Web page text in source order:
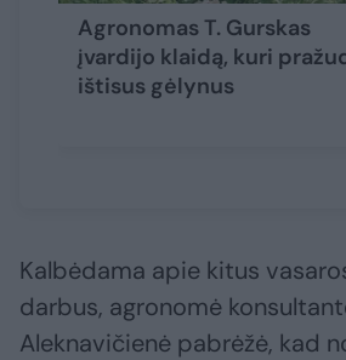
Agronomas T. Gurskas
įvardijo klaidą, kuri
ištisus gėlynus
Kalbėdama apie kitus
darbus, agronomė
Aleknavičienė pabrėžė, kad